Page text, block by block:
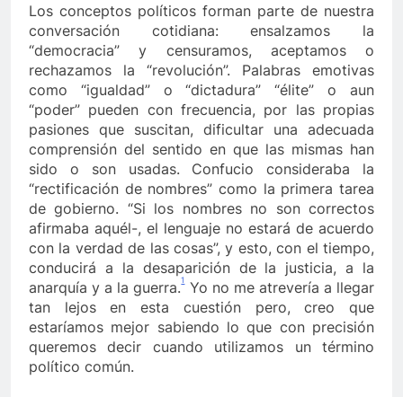
1 Año Ago
accidentes de tránsito en Colombia El
2 Años
Namén a sus 80 años Elvia Milena
2 Años Ago
el combate de incendios en Colombia
y Jesús Vides Con éxito se realizó el
3 Años Ago
que abusó sexualmente de niña de 13 años
Los conceptos políticos forman parte de nuestra
conversación cotidiana: ensalzamos la
“democracia” y censuramos, aceptamos o
rechazamos la “revolución”. Palabras emotivas
como “igualdad” o “dictadura” “élite” o aun
“poder” pueden con frecuencia, por las propias
pasiones que suscitan, dificultar una adecuada
comprensión del sentido en que las mismas han
sido o son usadas. Confucio consideraba la
“rectificación de nombres” como la primera tarea
de gobierno. “Si los nombres no son correctos
afirmaba aquél-, el lenguaje no estará de acuerdo
con la verdad de las cosas”, y esto, con el tiempo,
conducirá a la desaparición de la justicia, a la
anarquía y a la guerra.1Yo no me atrevería a llegar
tan lejos en esta cuestión pero, creo que
estaríamos mejor sabiendo lo que con precisión
queremos decir cuando utilizamos un término
político común.